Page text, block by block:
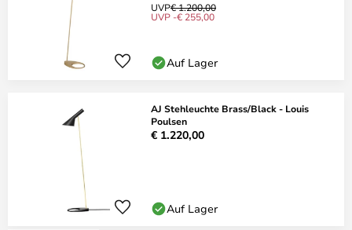
UVP€ 1.200,00
UVP -€ 255,00
Auf Lager
AJ Stehleuchte Brass/Black - Louis
Poulsen
€ 1.220,00
Auf Lager